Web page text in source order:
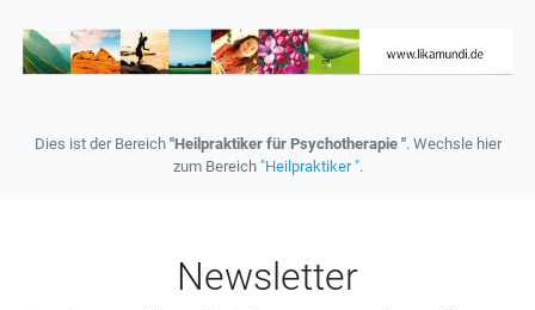
Dies ist der Bereich "Heilpraktiker für Psychotherapie ". Wechsle hier
zum Bereich "Heilpraktiker ".
Newsletter